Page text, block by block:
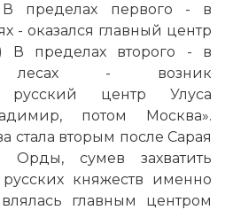
В пределах первого - в
- оказался главный центр
В пределах второго - в
лесах - возник
русский центр Улуса
потом Москва».
стала вторым после Сарая
Орды, сумев захватить
княжеств именно
главным центром